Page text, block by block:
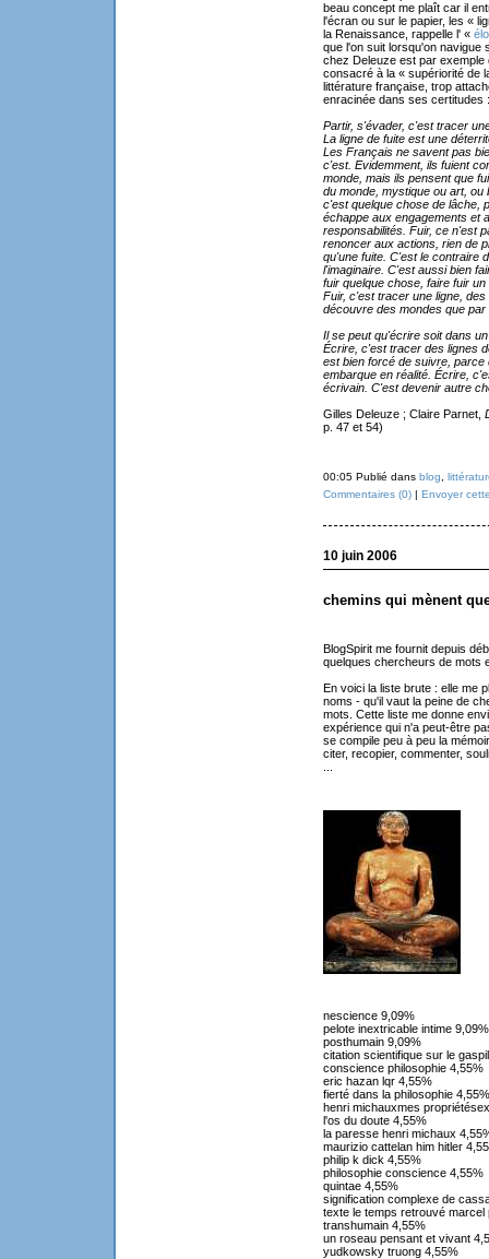
beau concept me plaît car il
l'écran ou sur le papier, les «
la Renaissance, rappelle l' «
que l'on suit lorsqu'on navigue
chez Deleuze est par
consacré à la « supériorité de
littérature française, trop
enracinée dans ses certitudes :
Partir, s'évader, c'est tracer
La ligne de fuite est une
Les Français ne savent pas
c'est. Evidemment, ils fuient
monde, mais ils pensent que
du monde, mystique ou art, ou
c'est quelque chose de lâche,
échappe aux engagements et
responsabilités. Fuir, ce n'est
renoncer aux actions, rien de
qu'une fuite. C'est le contraire
l'imaginaire. C'est aussi bien
fuir quelque chose, faire fuir
Fuir, c'est tracer une ligne,
découvre des mondes que par
Il se peut qu'écrire soit dans
Écrire, c'est tracer des lignes
est bien forcé de suivre,
embarque en réalité. Écrire,
écrivain. C'est devenir autre
Gilles Deleuze ; Claire Parnet,
p. 47 et 54)
00:05 Publié dans blog
Commentaires (0)| Envoyer
10 juin 2006
chemins qui mènent
BlogSpirit me fournit depuis
quelques chercheurs de mots
En voici la liste brute : elle me
noms - qu'il vaut la peine de
mots. Cette liste me donne
expérience qui n'a peut-être
se compile peu à peu la
citer, recopier, commenter,
nescience 9,09%
pelote inextricable intime 9,09%
posthumain 9,09%
citation scientifique sur le
conscience philosophie 4,55%
eric hazan lqr 4,55%
fierté dans la philosophie 4,55%
henri michauxmes
l'os du doute 4,55%
la paresse henri michaux
maurizio cattelan him hitler
philip k dick 4,55%
philosophie conscience 4,55%
quintae 4,55%
signification complexe de
texte le temps retrouvé marcel
transhumain 4,55%
un roseau pensant et vivant
yudkowsky truong 4,55%